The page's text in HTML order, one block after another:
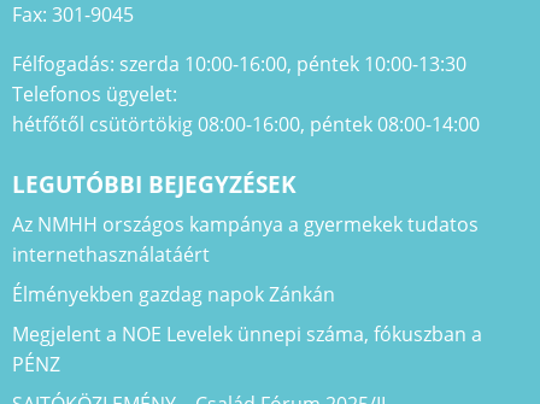
Fax: 301-9045
Félfogadás: szerda 10:00-16:00, péntek 10:00-13:30
Telefonos ügyelet:
hétfőtől csütörtökig 08:00-16:00, péntek 08:00-14:00
LEGUTÓBBI BEJEGYZÉSEK
Az NMHH országos kampánya a gyermekek tudatos
internethasználatáért
Élményekben gazdag napok Zánkán
Megjelent a NOE Levelek ünnepi száma, fókuszban a
PÉNZ